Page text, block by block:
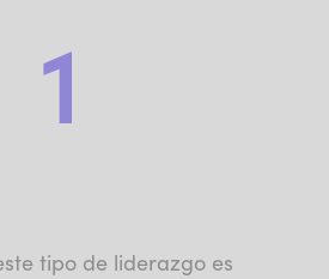
1
tipo de liderazgo es